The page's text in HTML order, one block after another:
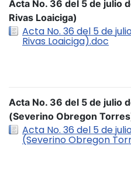
Acta No. 36 del 5 de julio
Rivas Loaiciga)
Acta No. 36 del 5 de
Rivas Loaiciga).doc
Acta No. 36 del 5 de julio
(Severino Obregon
Acta No. 36 del 5 de
(Severino Obregon